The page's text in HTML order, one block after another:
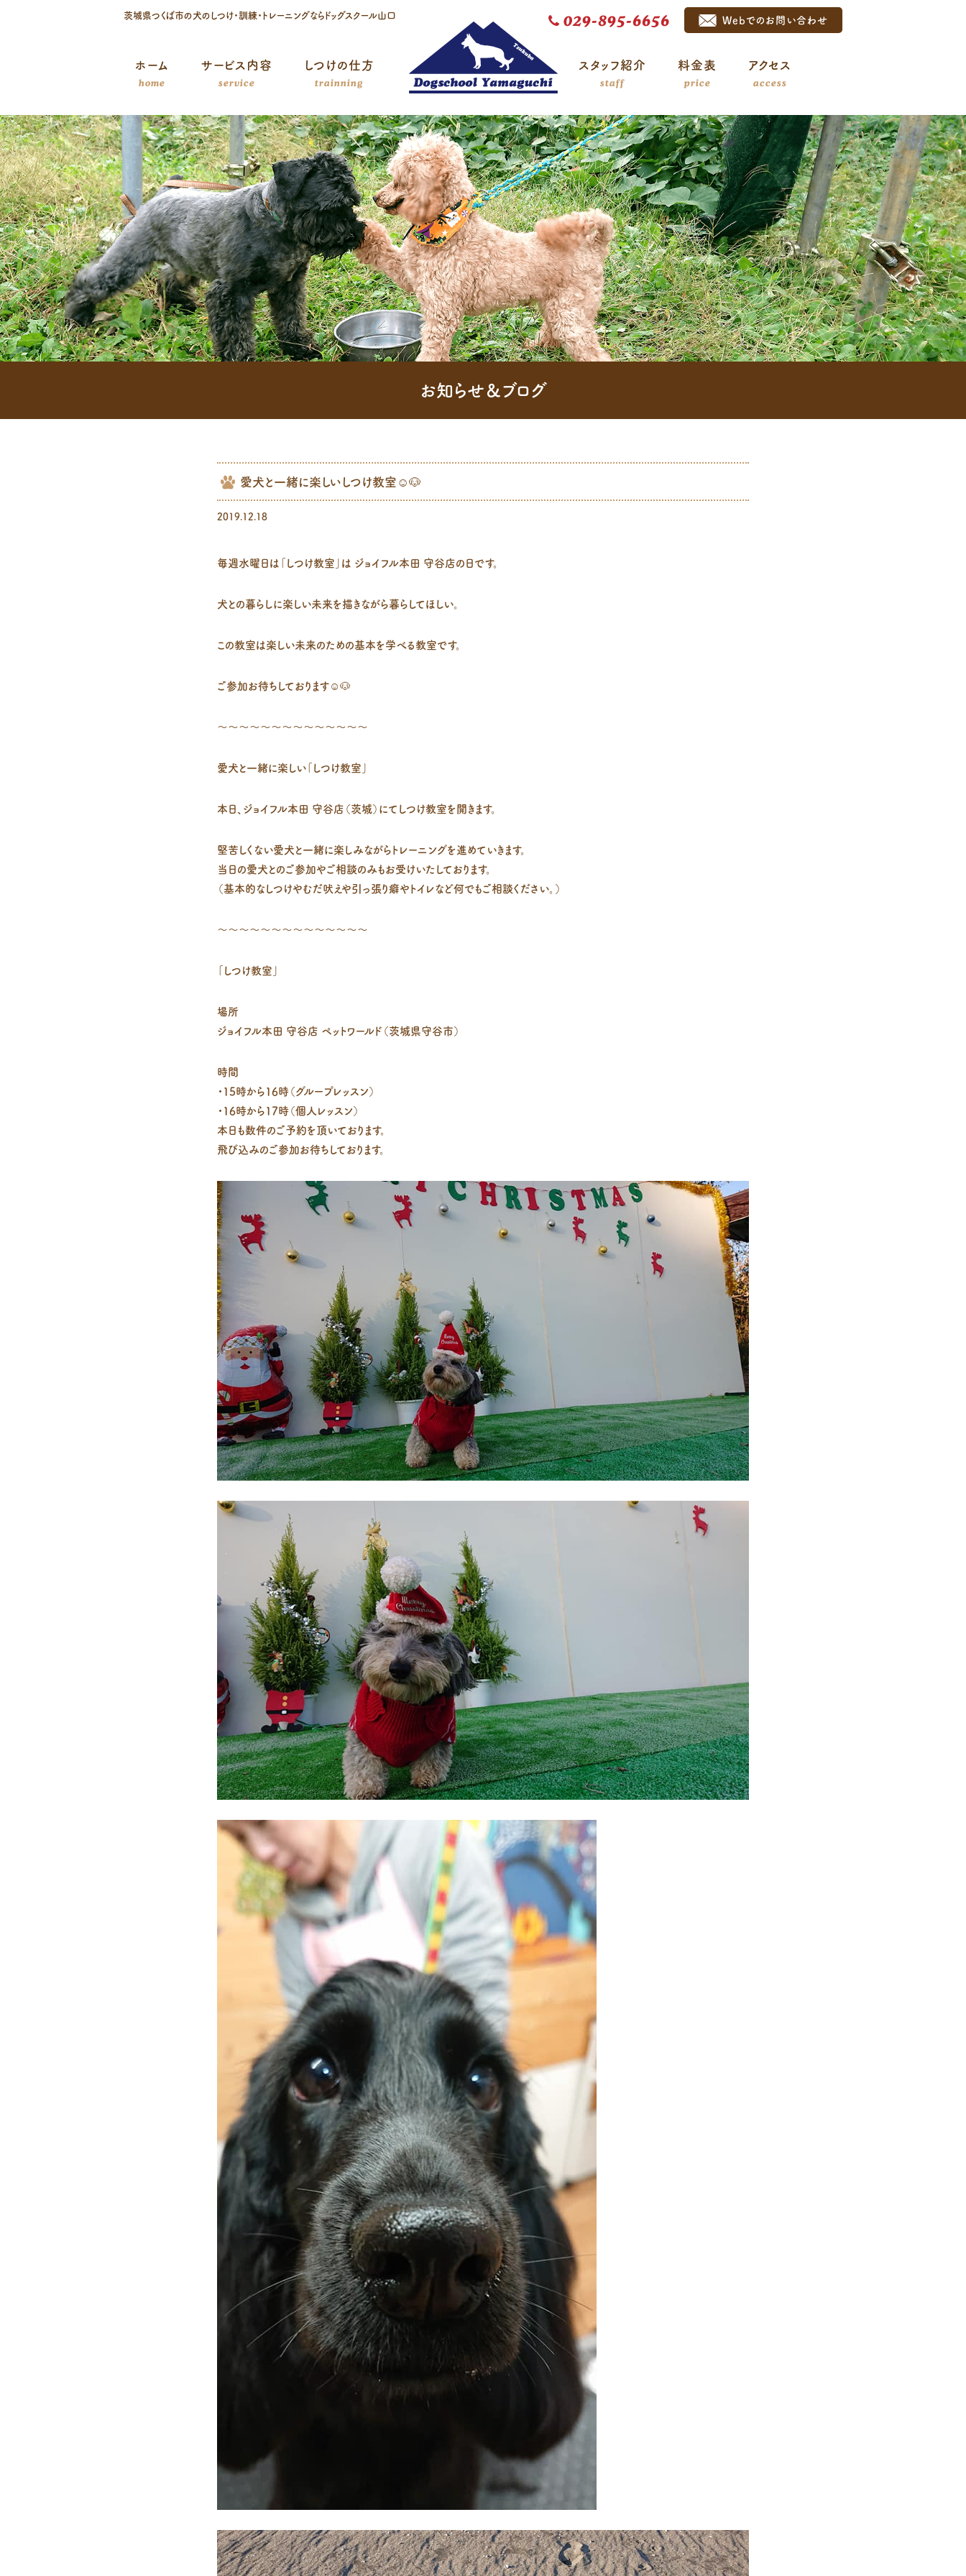
茨城県つくば市の犬のしつけ・訓練・トレーニングならドッグスクール山口 Webでのお問い合わせ
029-895-6656
ツ
ッ
プ
ホーム
home
サービス内容
service
しつけの仕方
trainning
スタッフ紹介
staff
料金表
price
アクセス
access
お知らせ＆ブログ
愛犬と一緒に楽しいしつけ教室☺️🐶
2019.12.18
毎週水曜日は「しつけ教室」は ジョイフル本田 守谷店の日です。
犬との暮らしに楽しい未来を描きながら暮らしてほしい。
この教室は楽しい未来のための基本を学べる教室です。
ご参加お待ちしております☺️🐶
～～～～～～～～～～～～～～
愛犬と一緒に楽しい「しつけ教室」
本日、ジョイフル本田 守谷店（茨城）にてしつけ教室を開きます。
堅苦しくない愛犬と一緒に楽しみながらトレーニングを進めていきます。
当日の愛犬とのご参加やご相談のみもお受けいたしております。
（基本的なしつけやむだ吠えや引っ張り癖やトイレなど何でもご相談ください。）
～～～～～～～～～～～～～～
「しつけ教室」
場所
ジョイフル本田 守谷店 ペットワールド（茨城県守谷市）
時間
・15時から16時（グループレッスン）
・16時から17時（個人レッスン）
本日も数件のご予約を頂いております。
飛び込みのご参加お待ちしております。